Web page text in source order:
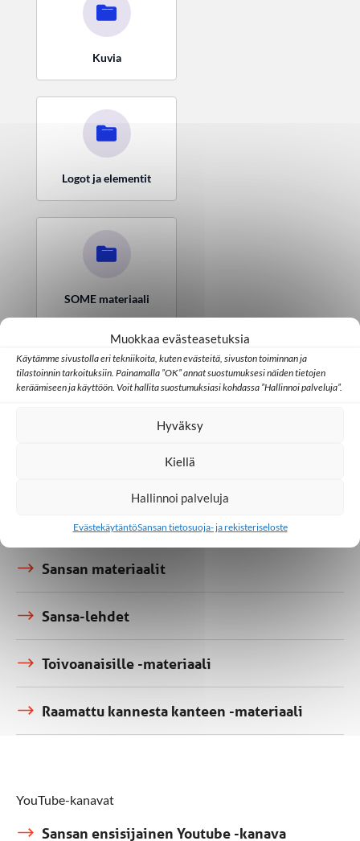
Muokkaa evästeasetuksia
Käytämme sivustolla eri tekniikoita, kuten evästeitä, sivuston toiminnan ja
tilastoinnin tarkoituksiin. Painamalla ”OK” annat suostumuksesi näiden tietojen
keräämiseen ja käyttöön. Voit hallita suostumuksiasi kohdassa ”Hallinnoi palveluja”.
Hyväksy
Kiellä
Hallinnoi palveluja
EvästekäytäntöSansan tietosuoja- ja rekisteriseloste
Kuvia
Logot ja elementit
SOME materiaali
Tiedostot ja materiaalit
Sansan materiaalit
Sansa-lehdet
Toivoanaisille -materiaali
Raamattu kannesta kanteen -materiaali
YouTube-kanavat
Sansan ensisijainen Youtube -kanava